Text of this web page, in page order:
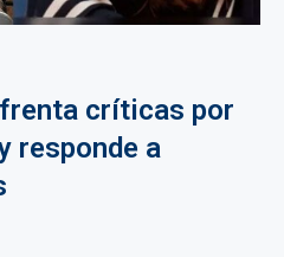
críticas por
responde a